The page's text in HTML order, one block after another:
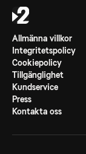
Allmänna villkor
Integritetspolicy
Cookiepolicy
Tillgänglighet
Kundservice
Press
Kontakta oss